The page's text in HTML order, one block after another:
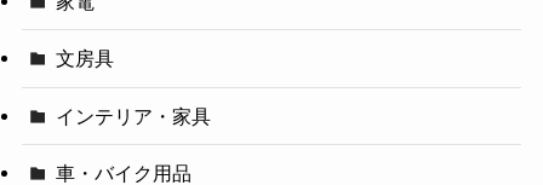
文房具
インテリア・家具
車・バイク用品